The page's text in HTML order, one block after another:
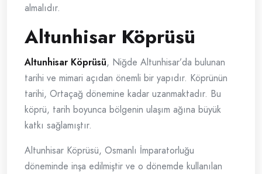
almalıdır.
Altunhisar Köprüsü
Altunhisar Köprüsü, Niğde Altunhisar’da bulunan
tarihi ve mimari açıdan önemli bir yapıdır. Köprünün
tarihi, Ortaçağ dönemine kadar uzanmaktadır. Bu
köprü, tarih boyunca bölgenin ulaşım ağına büyük
katkı sağlamıştır.
Altunhisar Köprüsü, Osmanlı İmparatorluğu
döneminde inşa edilmiştir ve o dönemde kullanılan